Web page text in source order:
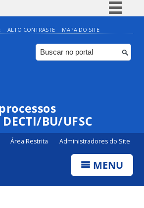
Simplifique!
Comunica BR
Participe
ALTO CONTRASTE MAPA DO SITE
BU/UFSC
Área Restrita Administradores do Site
MENU